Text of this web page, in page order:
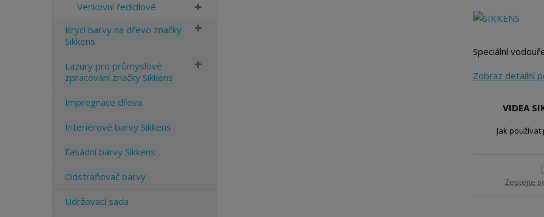
p
t
Speciální
Zobraz detailní
VIDEA
Jak
Zeptejte
Venkovní ředidlové
Krycí barvy na dřevo značky
Sikkens
Lazury pro průmyslové
zpracování značky Sikkens
Impregnace dřeva
Interiérové barvy Sikkens
Fasádní barvy Sikkens
Odstraňovač barvy
Udržovací sada